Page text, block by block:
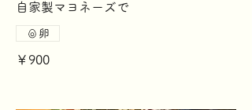
自家製マヨネーズで
￥900
卵